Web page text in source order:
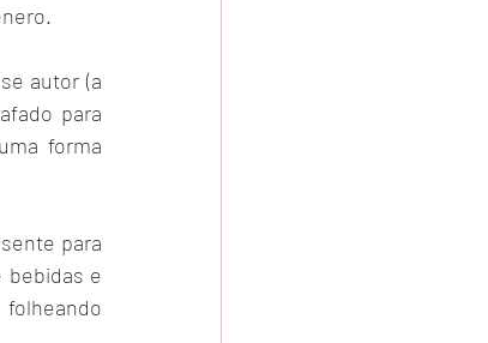
autor (a
para
forma
para
bebidas e